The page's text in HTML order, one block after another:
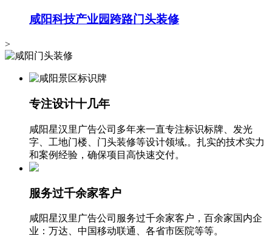
咸阳科技产业园跨路门头装修
>
专注设计十几年
咸阳星汉里广告公司多年来一直专注标识标牌、发光
字、工地门楼、门头装修等设计领域,。扎实的技术实力
和案例经验，确保项目高快速交付。
服务过千余家客户
咸阳星汉里广告公司服务过千余家客户，百余家国内企
业：万达、中国移动联通、各省市医院等等。